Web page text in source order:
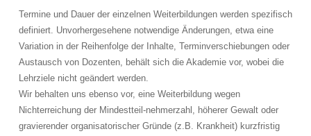
Termine und Dauer der einzelnen Weiterbildungen werden spezifisch
definiert. Unvorhergesehene notwendige Änderungen, etwa eine
Variation in der Reihenfolge der Inhalte, Terminverschiebungen oder
Austausch von Dozenten, behält sich die Akademie vor, wobei die
Lehrziele nicht geändert werden.
Wir behalten uns ebenso vor, eine Weiterbildung wegen
Nichterreichung der Mindestteil-nehmerzahl, höherer Gewalt oder
gravierender organisatorischer Gründe (z.B. Krankheit) kurzfristig